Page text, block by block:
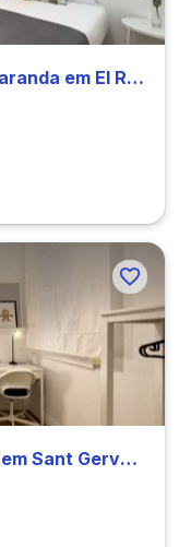
Brilhante quarto duplo com varanda em El Raval perto de ELISAVA
Acolhedor quarto de solteiro em Sant Gervasi-Galvany